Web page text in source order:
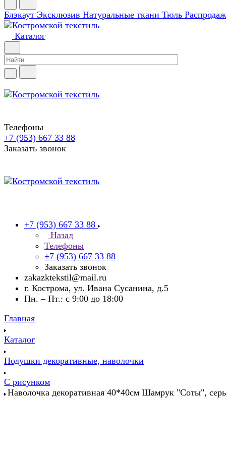
Блэкаут Эксклюзив Натуральные ткани Тюль
Каталог
Телефоны
+7 (953) 667 33 88
Заказать звонок
+7 (953) 667 33 88
Назад
Телефоны
+7 (953) 667 33 88
Заказать звонок
zakazktekstil@mail.ru
г. Кострома, ул. Ивана Сусанина, д.5
Пн. – Пт.: с 9:00 до 18:00
Главная
Каталог
Подушки декоративные, наволочки
С рисунком
Наволочка декоративная 40*40см Шамрук "Соты",